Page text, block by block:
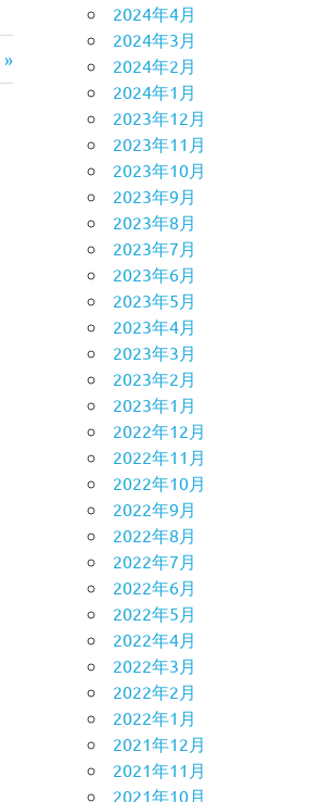
2024年4月
2024年3月
2024年2月
2024年1月
2023年12月
2023年11月
2023年10月
2023年9月
2023年8月
2023年7月
2023年6月
2023年5月
2023年4月
2023年3月
2023年2月
2023年1月
2022年12月
2022年11月
2022年10月
2022年9月
2022年8月
2022年7月
2022年6月
2022年5月
2022年4月
2022年3月
2022年2月
2022年1月
2021年12月
2021年11月
2021年10月